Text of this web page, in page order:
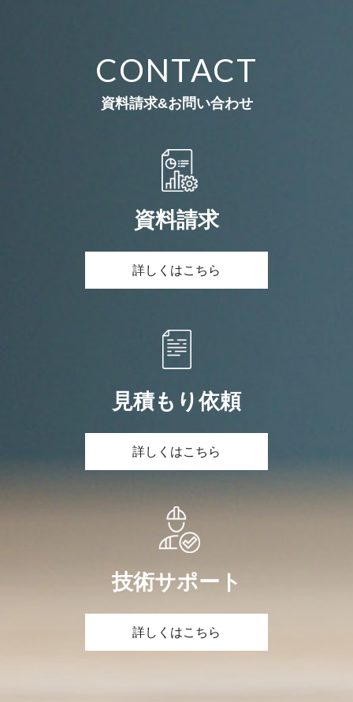
CONTACT
資料請求&お問い合わせ
資料請求
詳しくはこちら
見積もり依頼
詳しくはこちら
技術サポート
詳しくはこちら